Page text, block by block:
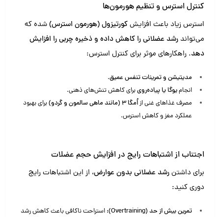
کنترل استرس و تنظیم هورمون‌ها
استرس زیاد باعث افزایشکورتیزول (هورمون استرس)شده که
می‌تواند رشد عضلانی را کاهش داده و ذخیره چربی را افزایش
دهد. راهکارهای موثر برای کنترل استرس:
مدیتیشن و تمرینات تنفس عمیق.
انجامیوگا یا پیاده‌رویبرای کاهش تنش‌های ذهنی.
مصرف غذاهای غنی ازاُمگا ۳ (مانند ماهی سالمون و گردو)
برای بهبود
عملکرد مغز و کاهش استرس.
اجتناب از اشتباهات رایج در افزایش حجم عضلات
برای داشتنرشد عضلانی بدون عوارض، از این اشتباهات رایج
دوری کنید:
تمرین بیش از حد (Overtraining):
استراحت ناکافی باعث کاهش رشد